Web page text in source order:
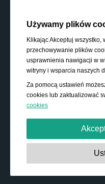
Używamy plików
Klikając Akceptuj wszystko,
przechowywanie plików
usprawnienia nawigacji w
witryny i wsparcia naszych
Za pomocą ustawień
cookies lub zaktualizować
cookies
Absolutnie niezbędne: